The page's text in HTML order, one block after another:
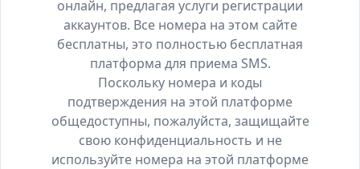
онлайн, предлагая услуги регистрации
аккаунтов. Все номера на этом сайте
бесплатны, это полностью бесплатная
платформа для приема SMS.
Поскольку номера и коды
подтверждения на этой платформе
общедоступны, пожалуйста, защищайте
свою конфиденциальность и не
используйте номера на этой платформе